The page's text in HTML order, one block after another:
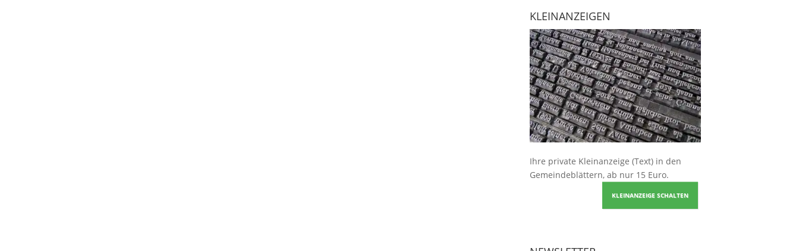
KLEINANZEIGEN
Ihre private Kleinanzeige (Text) in den
Gemeindeblättern, ab nur 15 Euro.
KLEINANZEIGE SCHALTEN